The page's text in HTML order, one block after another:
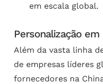
em escala global.
Personalização em
Além da vasta linha
de empresas líderes
fornecedores na